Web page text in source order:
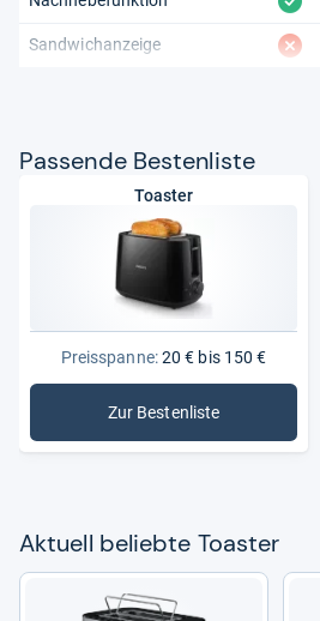
Sandwichanzeige fehlt
Pas­sende Bes­ten­liste
Toaster
Preisspanne:20 € bis 150 €
Zur Bestenliste
: Toaster
Aktu­ell beliebte Toas­ter